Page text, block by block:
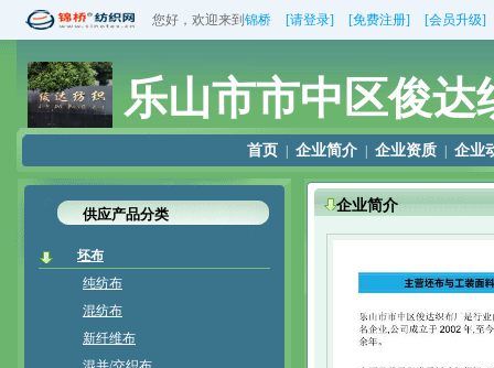
您好，欢迎来到 锦桥 [请登录] [免费注册] [会员升级]
乐山市市中区俊达
首页 企业简介 企业资质 企业
供应产品分类
坯布
纯纺布
混纺布
新纤维布
企业简介